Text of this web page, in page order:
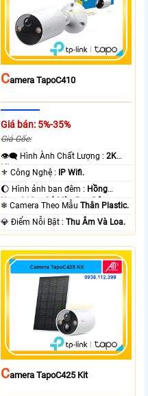
CAmera TapoC410
Giá bán: 5%-35%
Giá Gốc:
👁️‍🗨 Hình Ành Chất Lượng :2K
Lite .
⚜️ Công Nghệ :
IP Wifi.
🌔 Hình ảnh ban đêm : Hồng
Ngoại 10m Có Màu Ban Ðêm.
❄ Camera Theo MẫuThân Plastic.
️💎 Điểm Nỗi Bật :Thu Âm Và Loa.
CAmera TapoC425 Kit